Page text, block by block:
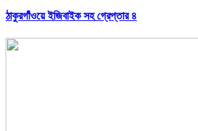
ঠাকুরগাঁওয়ে ইজিবাইক সহ গ্রেপ্তার ৪